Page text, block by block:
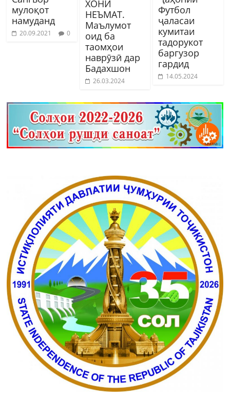
мулоқот
намуданд
20.09.2021 0
ХОНИ
НЕЪМАТ.
Маълумот
оид ба
таомҳои
наврӯзӣ дар
Бадахшон
26.03.2024
Футбол
ҷаласаи
кумитаи
тадорукот
баргузор
гардид
14.05.2024